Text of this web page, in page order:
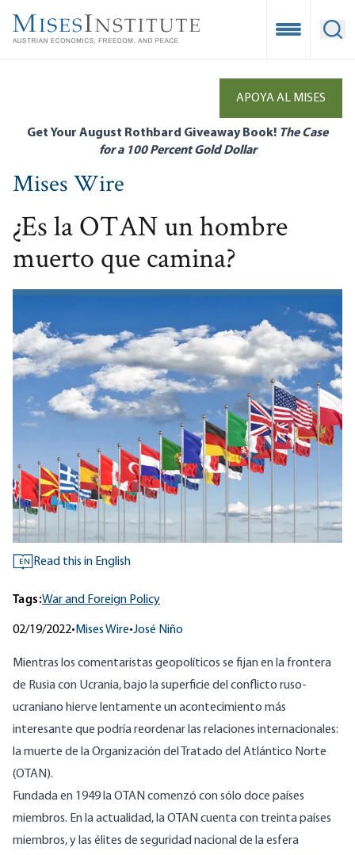
main
Open
APOYA AL MISES
Get Your August Rothbard Giveaway Book! The Case
for a 100 Percent Gold Dollar
Mises Wire
¿Es la OTAN un hombre
muerto que camina?
EN Read this in English
Tags:War and Foreign Policy
02/19/2022• Mises Wire•José Niño
Mientras los comentaristas geopolíticos se fijan en la frontera
de Rusia con Ucrania, bajo la superficie del conflicto ruso-
ucraniano hierve lentamente un acontecimiento más
interesante que podría reordenar las relaciones internacionales:
la muerte de la Organización del Tratado del Atlántico Norte
(OTAN).
Fundada en 1949 la OTAN comenzó con sólo doce países
miembros. En la actualidad, la OTAN cuenta con treinta países
miembros, y las élites de seguridad nacional de la esfera